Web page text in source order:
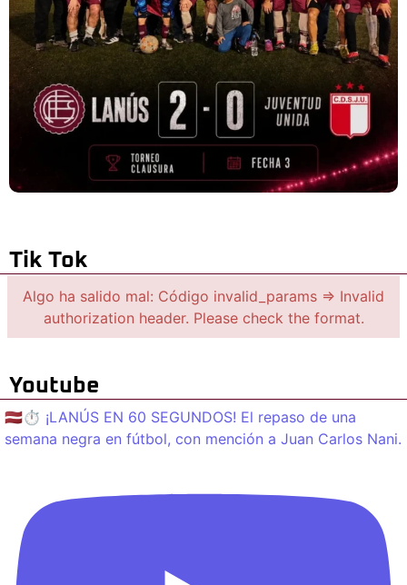
Tik Tok
Algo ha salido mal: Código invalid_params => Invalid
authorization header. Please check the format.
Youtube
🇱🇻⏱️ ¡LANÚS EN 60 SEGUNDOS! El repaso de una
semana negra en fútbol, con mención a Juan Carlos Nani.